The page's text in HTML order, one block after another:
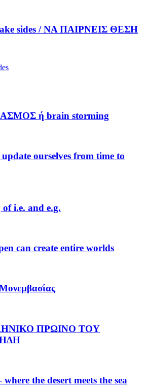
sides / ΝΑ ΠΑΙΡΝΕΙΣ ΘΕΣΗ
ή brain storming
ourselves from time to
i.e. and e.g.
can create entire worlds
ΠΡΩΙΝΟ ΤΟΥ
the desert meets the sea